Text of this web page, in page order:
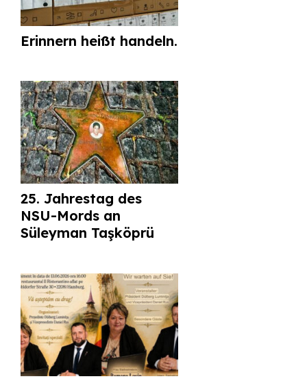
Erinnern heißt handeln.
25. Jahrestag des
NSU-Mords an
Süleyman Taşköprü